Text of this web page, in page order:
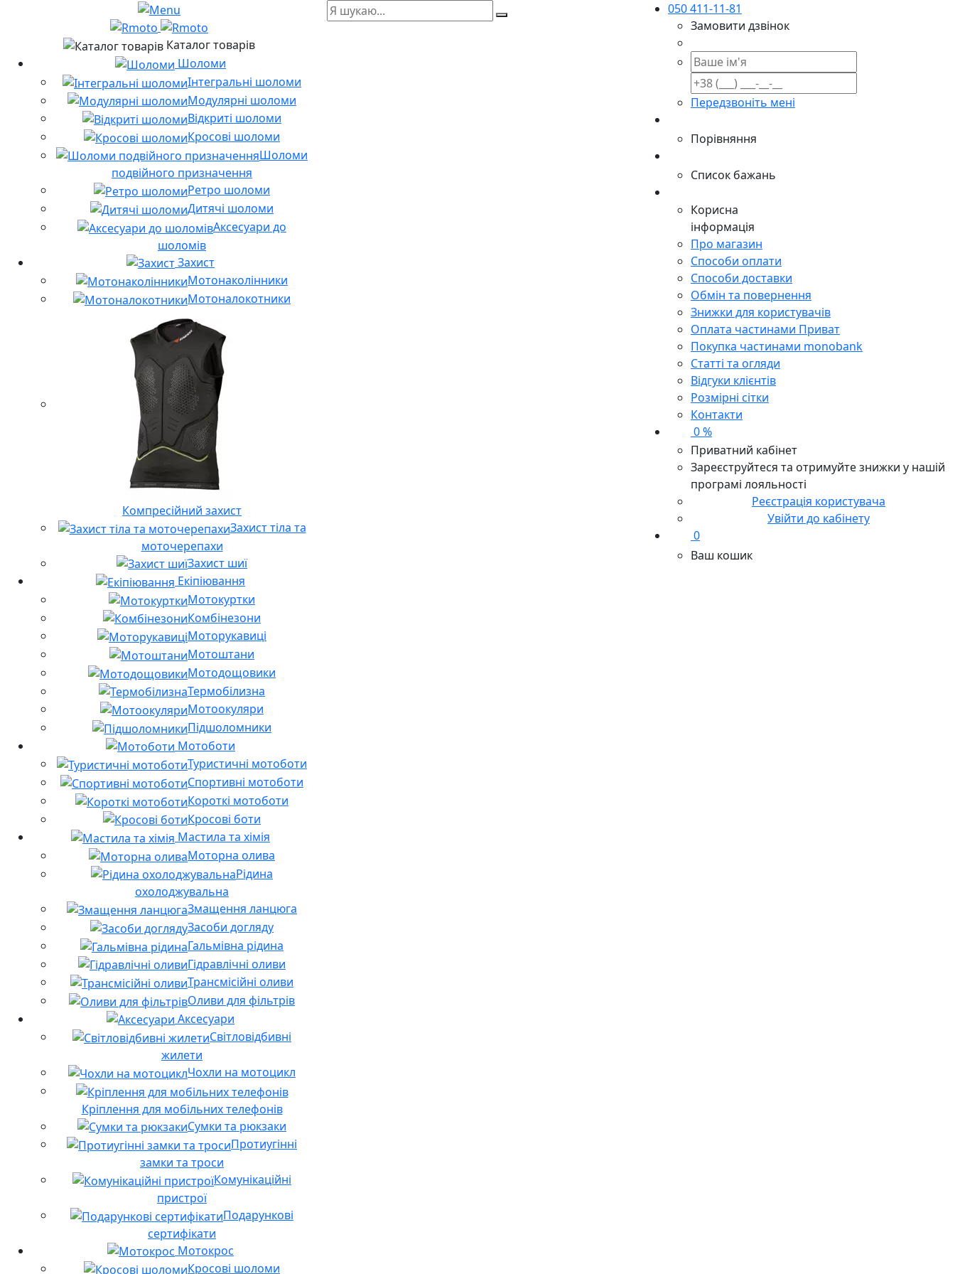
Каталог товарів
Шоломи
Інтегральні шоломи
Модулярні шоломи
Відкриті шоломи
Кросові шоломи
Шоломи
подвійного призначення
Ретро шоломи
Дитячі шоломи
Аксесуари до
шоломів
Захист
Мотонаколінники
Мотоналокотники
Компресійний захист
Захист тіла та
моточерепахи
Захист шиї
Екіпіювання
Мотокуртки
Комбінезони
Моторукавиці
Мотоштани
Мотодощовики
Термобілизна
Мотоокуляри
Підшоломники
Мотоботи
Туристичні мотоботи
Спортивні мотоботи
Короткі мотоботи
Кросові боти
Мастила та хімія
Моторна олива
Рідина
охолоджувальна
Змащення ланцюга
Засоби догляду
Гальмівна рідина
Гідравлічні оливи
Трансмісійні оливи
Оливи для фільтрів
Аксесуари
Світловідбивні
жилети
Чохли на мотоцикл
Кріплення для мобільних телефонів
Сумки та рюкзаки
Протиугінні
замки та троси
Комунікаційні
пристрої
Подарункові
сертифікати
Мотокрос
Кросові шоломи
050 411-11-81
Замовити дзвінок
Передзвоніть мені
Порівняння
Список бажань
Корисна
інформація
Про магазин
Способи оплати
Способи доставки
Обмін та повернення
Знижки для користувачів
Оплата частинами Приват
Покупка частинами monobank
Статті та огляди
Відгуки клієнтів
Розмірні сітки
Контакти
0 %
Приватний кабінет
Зареєструйтеся та отримуйте знижки у нашій
програмі лояльності
Реєстрація користувача
Увійти до кабінету
0
Ваш кошик